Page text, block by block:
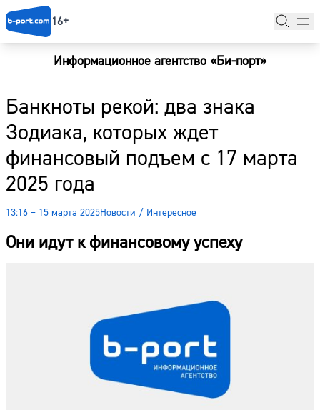
16+
Информационное агентство «Би-порт»
Банкноты рекой: два знака
Зодиака, которых ждет
финансовый подъем с 17 марта
2025 года
13:16 – 15 марта 2025Новости / Интересное
Они идут к финансовому успеху
Новости
Наши гости
Фоторепортажи
Погода
Курсы валют